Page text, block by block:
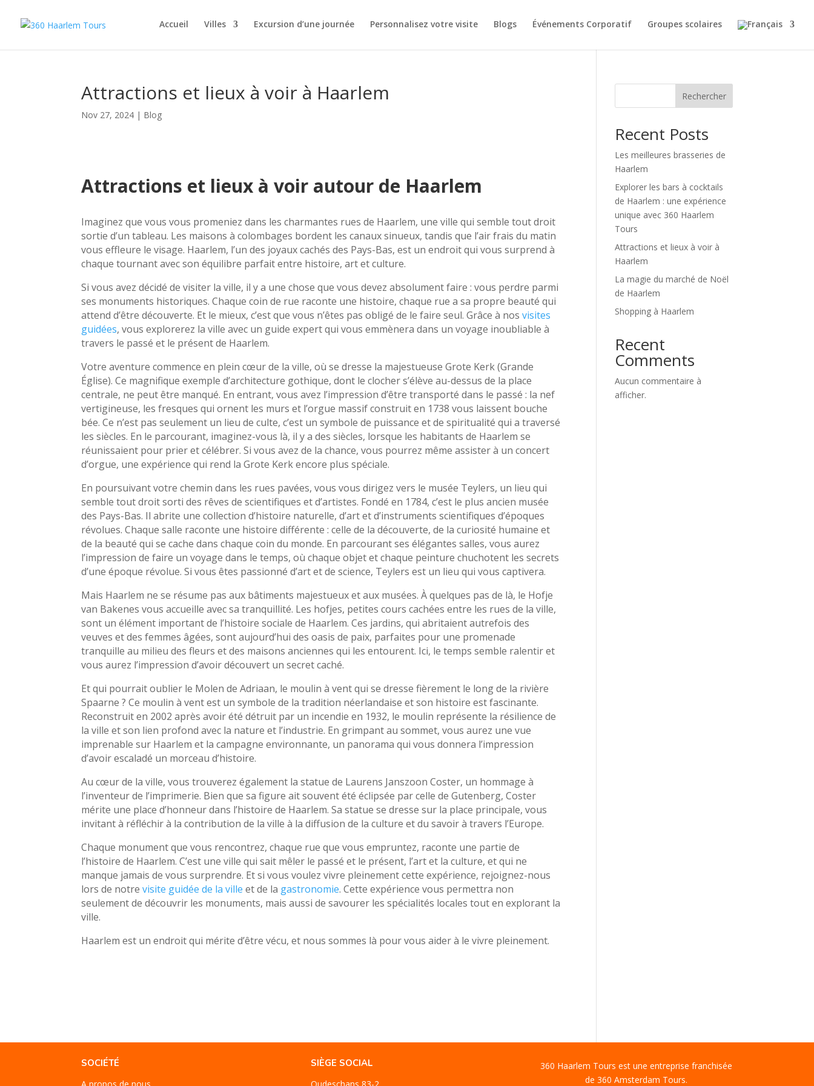
Accueil Villes Excursion d’une journée Personnalisez votre visite Blogs Événements Corporatif Groupes scolaires
Attractions et lieux à voir à Haarlem
Nov 27, 2024 | Blog
Attractions et lieux à voir autour de Haarlem
Imaginez que vous vous promeniez dans les charmantes rues de Haarlem, une ville qui semble tout droit
sortie d’un tableau. Les maisons à colombages bordent les canaux sinueux, tandis que l’air frais du matin
vous effleure le visage. Haarlem, l’un des joyaux cachés des Pays-Bas, est un endroit qui vous surprend à
chaque tournant avec son équilibre parfait entre histoire, art et culture.
Si vous avez décidé de visiter la ville, il y a une chose que vous devez absolument faire : vous perdre parmi
ses monuments historiques. Chaque coin de rue raconte une histoire, chaque rue a sa propre beauté qui
attend d’être découverte. Et le mieux, c’est que vous n’êtes pas obligé de le faire seul. Grâce à nosvisites
guidées, vous explorerez la ville avec un guide expert qui vous emmènera dans un voyage inoubliable à
travers le passé et le présent de Haarlem.
Votre aventure commence en plein cœur de la ville, où se dresse la majestueuse Grote Kerk (Grande
Église). Ce magnifique exemple d’architecture gothique, dont le clocher s’élève au-dessus de la place
centrale, ne peut être manqué. En entrant, vous avez l’impression d’être transporté dans le passé : la nef
vertigineuse, les fresques qui ornent les murs et l’orgue massif construit en 1738 vous laissent bouche
bée. Ce n’est pas seulement un lieu de culte, c’est un symbole de puissance et de spiritualité qui a traversé
les siècles. En le parcourant, imaginez-vous là, il y a des siècles, lorsque les habitants de Haarlem se
réunissaient pour prier et célébrer. Si vous avez de la chance, vous pourrez même assister à un concert
d’orgue, une expérience qui rend la Grote Kerk encore plus spéciale.
En poursuivant votre chemin dans les rues pavées, vous vous dirigez vers le musée Teylers, un lieu qui
semble tout droit sorti des rêves de scientifiques et d’artistes. Fondé en 1784, c’est le plus ancien musée
des Pays-Bas. Il abrite une collection d’histoire naturelle, d’art et d’instruments scientifiques d’époques
révolues. Chaque salle raconte une histoire différente : celle de la découverte, de la curiosité humaine et
de la beauté qui se cache dans chaque coin du monde. En parcourant ses élégantes salles, vous aurez
l’impression de faire un voyage dans le temps, où chaque objet et chaque peinture chuchotent les secrets
d’une époque révolue. Si vous êtes passionné d’art et de science, Teylers est un lieu qui vous captivera.
Mais Haarlem ne se résume pas aux bâtiments majestueux et aux musées. À quelques pas de là, le Hofje
van Bakenes vous accueille avec sa tranquillité. Les hofjes, petites cours cachées entre les rues de la ville,
sont un élément important de l’histoire sociale de Haarlem. Ces jardins, qui abritaient autrefois des
veuves et des femmes âgées, sont aujourd’hui des oasis de paix, parfaites pour une promenade
tranquille au milieu des fleurs et des maisons anciennes qui les entourent. Ici, le temps semble ralentir et
vous aurez l’impression d’avoir découvert un secret caché.
Et qui pourrait oublier le Molen de Adriaan, le moulin à vent qui se dresse fièrement le long de la rivière
Spaarne ? Ce moulin à vent est un symbole de la tradition néerlandaise et son histoire est fascinante.
Reconstruit en 2002 après avoir été détruit par un incendie en 1932, le moulin représente la résilience de
la ville et son lien profond avec la nature et l’industrie. En grimpant au sommet, vous aurez une vue
imprenable sur Haarlem et la campagne environnante, un panorama qui vous donnera l’impression
d’avoir escaladé un morceau d’histoire.
Au cœur de la ville, vous trouverez également la statue de Laurens Janszoon Coster, un hommage à
l’inventeur de l’imprimerie. Bien que sa figure ait souvent été éclipsée par celle de Gutenberg, Coster
mérite une place d’honneur dans l’histoire de Haarlem. Sa statue se dresse sur la place principale, vous
invitant à réfléchir à la contribution de la ville à la diffusion de la culture et du savoir à travers l’Europe.
Chaque monument que vous rencontrez, chaque rue que vous empruntez, raconte une partie de
l’histoire de Haarlem. C’est une ville qui sait mêler le passé et le présent, l’art et la culture, et qui ne
manque jamais de vous surprendre. Et si vous voulez vivre pleinement cette expérience, rejoignez-nous
lors de notrevisite guidée de la ville et de la gastronomie. Cette expérience vous permettra non
seulement de découvrir les monuments, mais aussi de savourer les spécialités locales tout en explorant la
ville.
Haarlem est un endroit qui mérite d’être vécu, et nous sommes là pour vous aider à le vivre pleinement.
Rechercher
Recent Posts
Les meilleures brasseries de
Haarlem
Explorer les bars à cocktails
de Haarlem : une expérience
unique avec 360 Haarlem
Tours
Attractions et lieux à voir à
Haarlem
La magie du marché de Noël
de Haarlem
Shopping à Haarlem
Recent
Comments
Aucun commentaire à
afficher.
SOCIÉTÉ SIÈGE SOCIAL
360 Haarlem Tours est une entreprise franchisée
de 360 Amsterdam Tours.